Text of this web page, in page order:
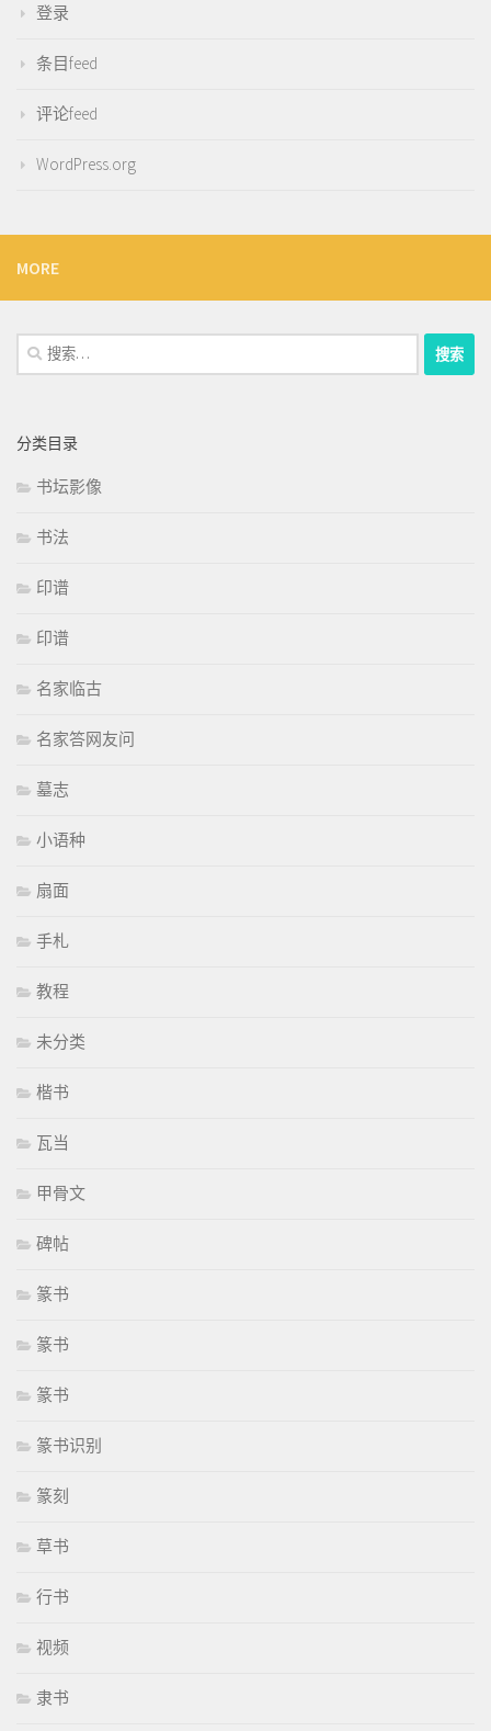
登录
条目feed
评论feed
WordPress.org
MORE
搜
索：
分类目录
书坛影像
书法
印谱
印谱
名家临古
名家答网友问
墓志
小语种
扇面
手札
教程
未分类
楷书
瓦当
甲骨文
碑帖
篆书
篆书
篆书
篆书识别
篆刻
草书
行书
视频
隶书